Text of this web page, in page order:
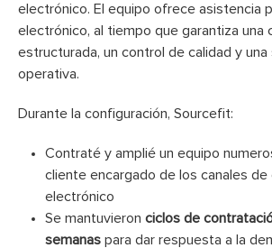
electrónico. El equipo ofrece asistencia
electrónico, al tiempo que garantiza una
estructurada, un control de calidad y una
operativa.
Durante la configuración, Sourcefit:
Contraté y amplié un equipo
cliente encargado de los canales de
electrónico
Se mantuvieron ciclos de
semanas para dar respuesta a la